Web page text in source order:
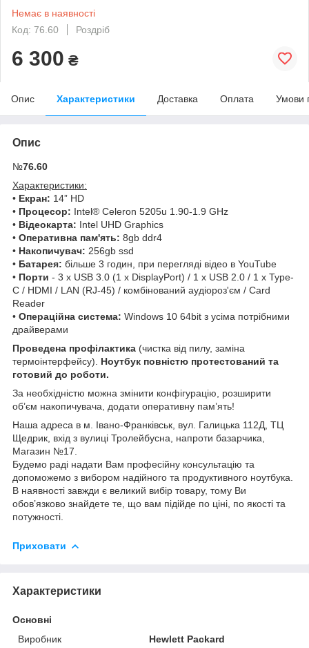
Немає в наявності
Код: 76.60
Роздріб
6 300 ₴
Опис Характеристики Доставка Оплата Умови
Опис
№76.60
Характеристики:
• Екран: 14” HD
• Процесор: Intel® Celeron 5205u 1.90-1.9 GHz
• Відеокарта: Intel UHD Graphics
• Оперативна пам'ять: 8gb ddr4
• Накопичувач: 256gb ssd
• Батарея: більше 3 годин, при перегляді відео в YouTube
• Порти - 3 x USB 3.0 (1 x DisplayPort) / 1 x USB 2.0 / 1 x Type-
C / HDMI / LAN (RJ-45) / комбінований аудіороз'єм / Card
Reader
• Операційна система: Windows 10 64bit з усіма потрібними
драйверами
Проведена профілактика (чистка від пилу, заміна
термоінтерфейсу). Ноутбук повністю протестований та
готовий до роботи.
За необхідністю можна змінити конфігурацію, розширити
об’єм накопичувача, додати оперативну пам’ять!
Наша адреса в м. Івано-Франківськ, вул. Галицька 112Д, ТЦ
Щедрик, вхід з вулиці Тролейбусна, напроти базарчика,
Магазин №17.
Будемо раді надати Вам професійну консультацію та
допоможемо з вибором надійного та продуктивного ноутбука.
В наявності завжди є великий вибір товару, тому Ви
обов’язково знайдете те, що вам підійде по ціні, по якості та
потужності.
Приховати
Характеристики
Основні
Виробник
Hewlett Packard